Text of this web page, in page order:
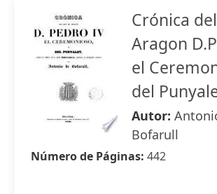
Crónica
Aragon
el
del
Autor:
Bofarull
Número de Páginas: 442